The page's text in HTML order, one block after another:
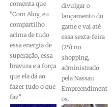
comenta que
"Com Aloy, eu
compartilho
acima de tudo
essa energia de
superação, essa
bravura e a força
que ela dá ao
fazer tudo o que
faz"
divulgar o
lançamento do
game e vai até
essa sexta-feira
(25) no
shopping,
administrado
pela Nassau
Empreendiment
os.